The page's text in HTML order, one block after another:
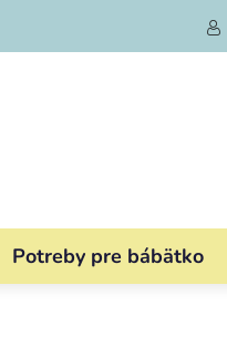
Potreby pre bábätko